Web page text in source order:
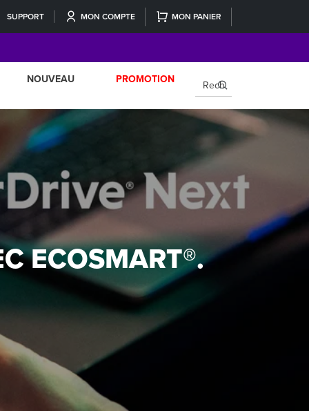
SUPPORT MON COMPTE MON PANIER
NOUVEAU PROMOTION
×
ECOSMART®.